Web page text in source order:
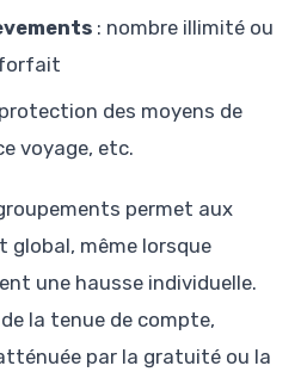
: nombre illimité ou
forfait
des moyens de
voyage, etc.
permet aux
global, même lorsque
une hausse individuelle.
la tenue de compte,
par la gratuité ou la